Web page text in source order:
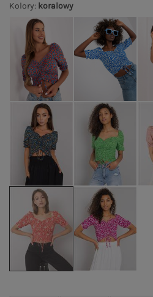
Kolory: koralowy